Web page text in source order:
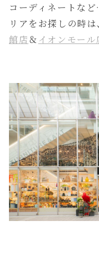
コーディネートな
リアをお探しの時
館店＆ イオンモール